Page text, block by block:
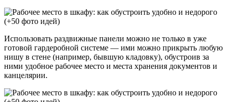
Использовать раздвижные панели можно не только в уже
готовой гардеробной системе — ими можно прикрыть любую
нишу в стене (например, бывшую кладовку), обустроив за
ними удобное рабочее место и места хранения документов и
канцелярии.